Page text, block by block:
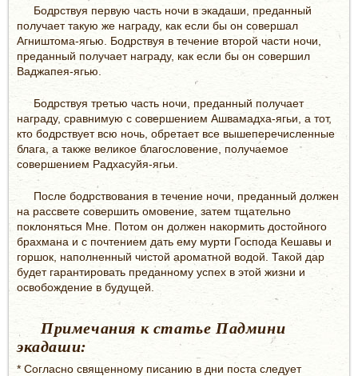
Бодрствуя первую часть ночи в экадаши, преданный
получает такую же награду, как если бы он совершал
Агништома-ягью. Бодрствуя в течение второй части ночи,
преданный получает награду, как если бы он совершил
Ваджапея-ягью.
Бодрствуя третью часть ночи, преданный получает
награду, сравнимую с совершением Ашвамадха-ягьи, а тот,
кто бодрствует всю ночь, обретает все вышеперечисленные
блага, а также великое благословение, получаемое
совершением Радхасуйя-ягьи.
После бодрствования в течение ночи, преданный должен
на рассвете совершить омовение, затем тщательно
поклоняться Мне. Потом он должен накормить достойного
брахмана и с почтением дать ему мурти Господа Кешавы и
горшок, наполненный чистой ароматной водой. Такой дар
будет гарантировать преданному успех в этой жизни и
освобождение в будущей.
Примечания к статье Падмини
экадаши:
* Согласно священному писанию в дни поста следует